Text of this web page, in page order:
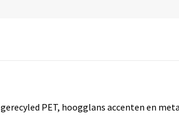
PET, hoogglans accenten en